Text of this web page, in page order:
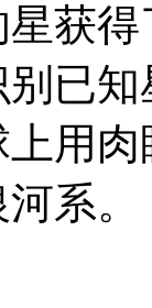
获
已
用
系。